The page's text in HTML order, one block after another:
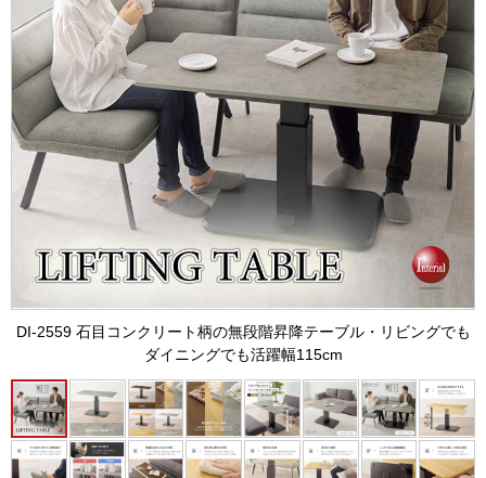
DI-2559 石目コンクリート柄の無段階昇降テーブル・リビングでも
ダイニングでも活躍幅115cm